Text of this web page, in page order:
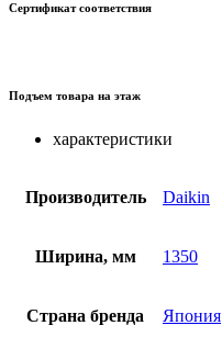
Сертификат соответствия
Подъем товара на этаж
характеристики
Производитель Daikin
Ширина, мм 1350
Страна бренда Япония